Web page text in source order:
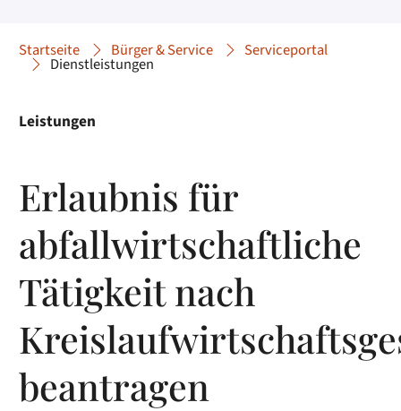
Startseite Bürger & Service Serviceportal
Dienstleistungen
Leistungen
Erlaubnis für
abfallwirtschaftliche
Tätigkeit nach
beantragen